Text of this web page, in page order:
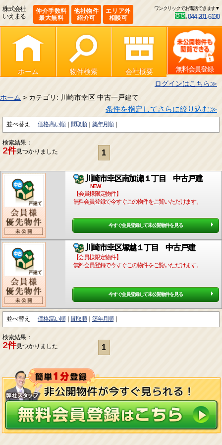
株式会社
いえまる
仲介手数料
最大無料
他社物件
紹介可
エリア外
相談可
ワンクリックでお電話できます▼
044-201-6130
ホーム 物件検索 会社概要
無料会員登録
ログインはこちら≫
ホーム > カテゴリ: 川崎市幸区 中古一戸建て
条件を指定してさらに絞り込む≫
並べ替え 価格:高い順 間取順 築年月順
検索結果：
2件見つかりました 1
川崎市幸区南加瀬１丁目 中古戸建
NEW
【会員様限定物件】
無料会員登録で今すぐこの物件をご覧いただけます。
今すぐ会員登録して未公開物件を見る
川崎市幸区塚越１丁目 中古戸建
【会員様限定物件】
無料会員登録で今すぐこの物件をご覧いただけます。
今すぐ会員登録して未公開物件を見る
並べ替え 価格:高い順 間取順 築年月順
検索結果：
2件見つかりました 1